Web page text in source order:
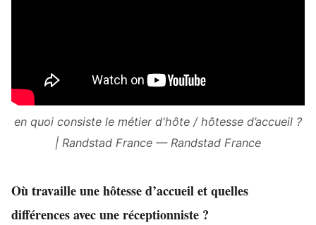
en quoi consiste le métier d'hôte / hôtesse d’accueil ?
| Randstad France — Randstad France
Où travaille une hôtesse d’accueil et quelles
différences avec une réceptionniste ?